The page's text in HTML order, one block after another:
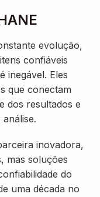
evolução,
confiáveis
inegável. Eles
que conectam
dos resultados e
inovadora,
mas soluções
do
uma década no